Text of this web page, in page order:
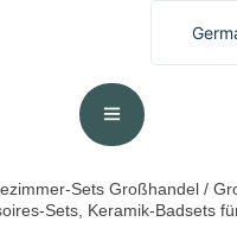
Sets Großhandel /
Sets, Keramik-Badsets